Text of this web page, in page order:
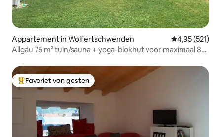
Appartement in Wolfertschwenden Gemiddelde
4,95 (521)
Allgäu 75 m² tuin/sauna + yoga-blokhut voor maximaal 8
Topfavoriet van gasten
Favoriet van gasten